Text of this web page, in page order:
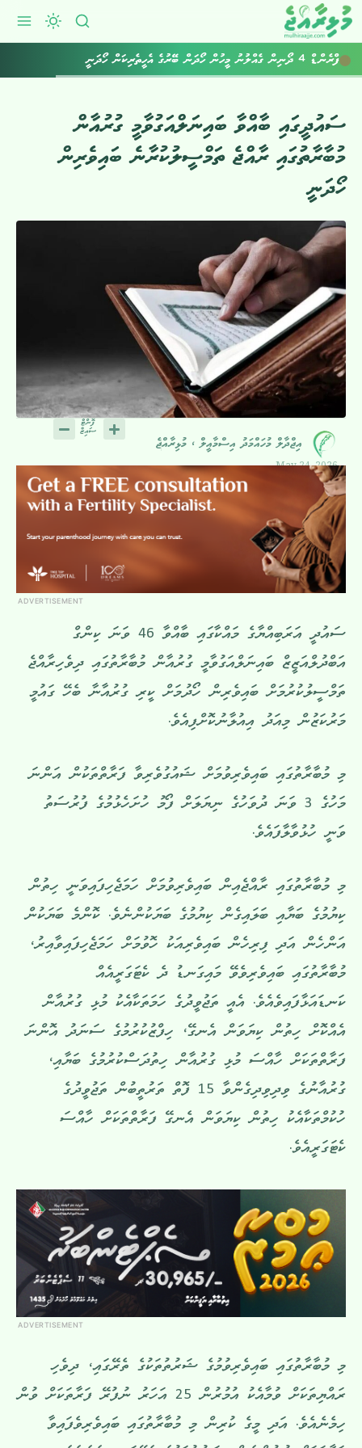
ފްރެންޑް 4 ދޯނިން ގެއްލުނު މީހުން ހޯދަން ބޭރުގެ އެހީތެރިކަން ހޯދަނީ
ސައުދީގައި ބާއްވާ ބައިނަލްއަގުވާމީ ގުރުއާން
މުބާރާތުގައި ރާއްޖެ ތަމްސީލުކުރާނެ ބައިވެރިން
ހޯދަނީ
އިޖްދާލް މުހައްމަދު އިސްމާއީލް ، މުޅިރާއްޖެ
May 24, 2026
ADVERTISEMENT
ސައުދީ އަރަބިއްޔާގެ މައްކާގައި ބާއްވާ 46 ވަނަ ކިންގް
އަބްދުލްއަޒީޒް ބައިނަލްއަގުވާމީ ގުރުއާން މުބާރާތުގައި ދިވެހިރާއްޖެ
ތަމްސީލުކުރުމަށް ބައިވެރިން ހޯދުމަށް ކީރި ގުރުއާނާ ބެހޭ ގައުމީ
މަރުކަޒުން މިއަދު އިއުލާނުކޮށްފިއެވެ.
މި މުބާރާތުގައި ބައިވެރިވުމަށް ޝައުގުވެރިވާ ފަރާތްތަކުން އަންނަ
މަހުގެ 3 ވަނަ ދުވަހުގެ ނިޔަލަށް ފޯމު ހުށަހެޅުމުގެ ފުރުސަތު
ވަނީ ހުޅުވާލާފައެވެ.
މި މުބާރާތުގައި ރާއްޖެއިން ބައިވެރިވުމަށް ހަމަޖެހިފައިވަނީ ހިތުން
ކިޔުމުގެ ބަޔާއި ބަލައިގެން ކިޔުމުގެ ބަޔަކުންނެވެ. ކޮންމެ ބަޔަކުން
އަންހެން އަދި ފިރިހެން ބައިވެރިއަކު ހޮވުމަށް ހަމަޖެހިފައިވާއިރު،
މުބާރާތުގައި ބައިވެރިވެވޭ މައިގަނޑު ދެ ކެޓަގަރީއެއް
ކަނޑައަޅާފައިވެއެވެ. އެއީ ތަޖުވީދުގެ ހަމަތަކާއެކު މުޅި ގުރުއާން
އެއްކޮށް ހިތުން ކިޔަވަން އެނގޭ، ހިފްޒުކުރުމުގެ ސަނަދު އޮންނަ
ފަރާތްތަކަށް ހާއްސަ މުޅި ގުރުއާން ހިތުދަސްކުރުމުގެ ބަޔާއި،
ގުރުއާނުގެ ވިދިވިދިގެންވާ 15 ފޮތް ތަރުތީބުން ތަޖުވީދުގެ
ހުކުމްތަކާއެކު ހިތުން ކިޔަވަން އެނގޭ ފަރާތްތަކަށް ހާއްސަ
ކެޓަގަރީއެވެ.
ADVERTISEMENT
މި މުބާރާތުގައި ބައިވެރިވުމުގެ ޝަރުތުތަކުގެ ތެރޭގައި، ދިވެހި
ރައްޔިތަކަށް ވުމާއެކު އުމުރުން 25 އަހަރު ނުފުރޭ ފަރާތަކަށް ވުން
ހިމެނެއެވެ. އަދި މީގެ ކުރިން މި މުބާރާތުގައި ބައިވެރިވެފައިވާ